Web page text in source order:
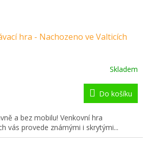
hra - Nachozeno ve Valticích
Skladem
Do košíku
a bez mobilu! Venkovní hra
vás provede známými i skrytými...